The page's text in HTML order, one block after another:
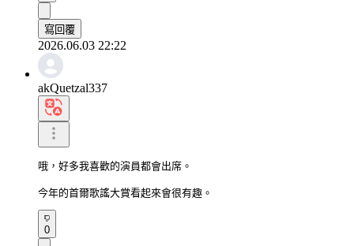
寫回覆
2026.06.03 22:22
akQuetzal337
哦，好多我喜歡的演員都會出席。
今年的首爾歌謠大賞看起來會很有趣。
0